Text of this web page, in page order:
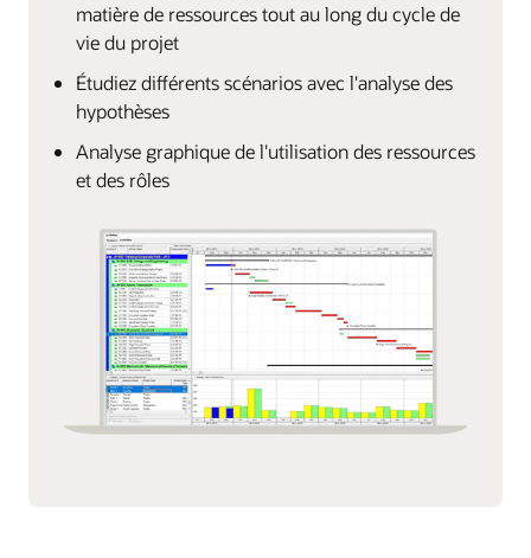
matière de ressources tout au long du cycle de
vie du projet
Étudiez différents scénarios avec l'analyse des
hypothèses
Analyse graphique de l'utilisation des ressources
et des rôles